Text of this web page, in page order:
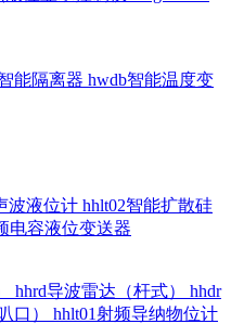
能隔离器 hwdb智能温度变
波液位计 hhlt02智能扩散硅
电容液位变送器
hhrd导波雷达（杆式） hhdr
口） hhlt01射频导纳物位计